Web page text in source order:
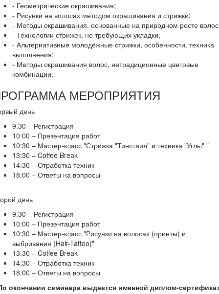
- Геометрические окрашивания;
- Рисунки на волосах методом окрашивания и стрижки;
- Методы окрашивания, основанные на природном росте
- Технологии стрижек, не требующих укладки;
- Альтернативные молодёжные стрижки, особенности, техника
выполнения;
- Методы окрашивания волос, нетрадиционные цветовые
комбинации.
МЕРОПРИЯТИЯ
день
9:30 – Регистрация
10:00 – Презентация работ
10:30 – Мастер-класс "Стрижка "Тинстаил" и техника "Углы" "
13:30 – Coffee Break
14:30 – Отработка техник
18:00 – Ответы на вопросы
день
9:30 – Регистрация
10:00 – Презентация работ
10:30 – Мастер-класс "Рисунки на волосах (принты) и
выбривания (Hair-Tattoo)"
13:30 – Coffee Break
14:30 – Отработка техник
18:00 – Ответы на вопросы
окончании семинара выдается именной диплом-